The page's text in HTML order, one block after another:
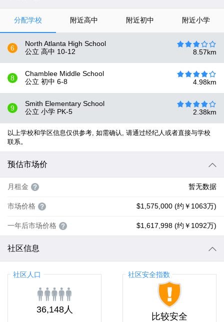
分配学校 附近高中 附近初中 附近小学
6
North Atlanta High School
公立 高中 10-12 8.57km
8
Chamblee Middle School
公立 初中 6-8 4.98km
9
Smith Elementary School
公立 小学 PK-5 2.38km
以上学校和学区信息仅供参考, 如需确认, 请通过经纪人或者直接与学校
联系。
预估市场价
月租金 暂无数据
市场价格 $1,575,000 (约￥1063万)
一年后市场价格 $1,617,998 (约￥1092万)
社区信息
社区人口
36,148人
社区安全指数
比较安全